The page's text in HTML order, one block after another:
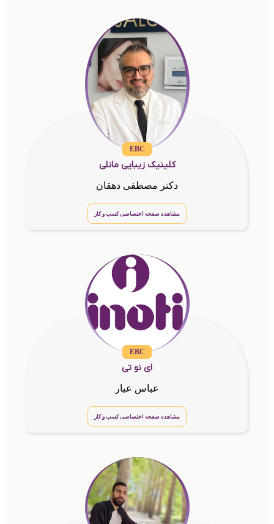
EBC
کلینیک زیبایی مانلی
دکتر مصطفی دهقان
مشاهده صفحه اختصاصی کسب و کار
EBC
ای نو تی
عباس عیار
مشاهده صفحه اختصاصی کسب و کار